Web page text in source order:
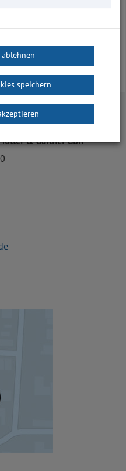
der
& Gärtner GbR
speichern